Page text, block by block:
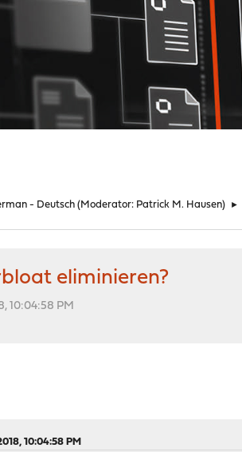
- Deutsch (Moderator: Patrick M. Hausen) ►
eliminieren?
10:04:58 PM
10:04:58 PM